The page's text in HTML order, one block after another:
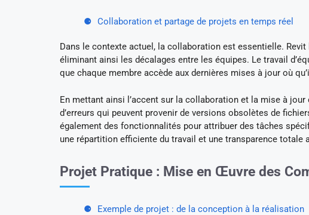
Collaboration et partage de projets en temps réel
Dans le contexte actuel, la collaboration est essentielle.
éliminant ainsi les décalages entre les équipes. Le travail
que chaque membre accède aux dernières mises à jour où
En mettant ainsi l’accent sur la collaboration et la mise à
d’erreurs qui peuvent provenir de versions obsolètes de
également des fonctionnalités pour attribuer des tâches
une répartition efficiente du travail et une transparence totale
Projet Pratique : Mise en Œuvre des
Exemple de projet : de la conception à la réalisation